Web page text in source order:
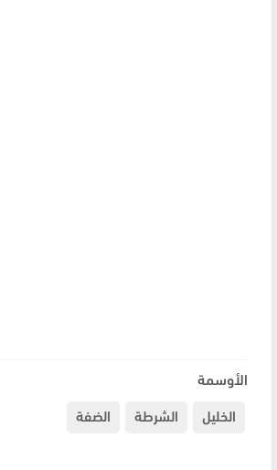
الأوسمة
الخليل
الشرطة الضفة